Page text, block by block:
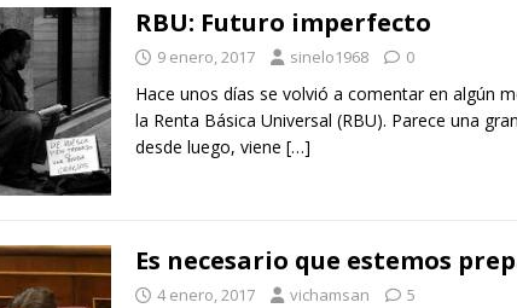
RBU: Futuro imperfecto
9 enero, 2017 sinelo1968 0
Hace unos días se volvió a comentar en algún
la Renta Básica Universal (RBU). Parece una
desde luego, viene […]
Es necesario que estemos
4 enero, 2017 vichamsan 5